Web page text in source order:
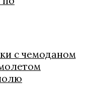
с чемоданом